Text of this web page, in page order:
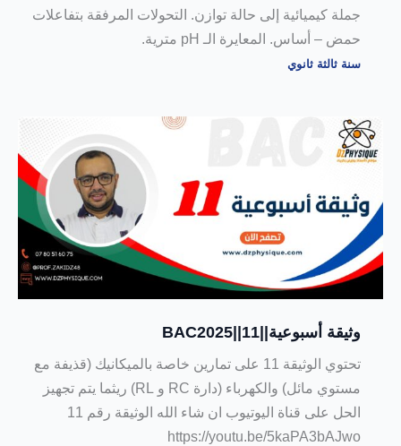
جملة كيميائية إلى حالة توازن. التحولات المرفقة بتفاعلات
حمض – أساس. المعايرة الـ pH مترية.
سنة ثالثة ثانوي
وثيقة أسبوعية||11||BAC2025
تحتوي الوثيقة 11 على تمارين خاصة بالميكانيك (قذيفة مع
مستوي مائل) والكهرباء (دارة RC و RL) ريثما يتم تجهيز
الحل على قناة اليوتيوب ان شاء الله الوثيقة رقم 11
https://youtu.be/5kaPA3bAJwo